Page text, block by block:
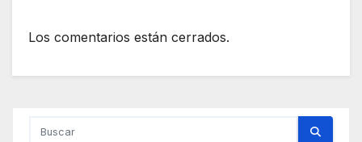
Los comentarios están cerrados.